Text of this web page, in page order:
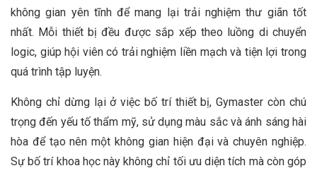
không gian yên tĩnh để mang lại trải nghiệm thư giãn tốt
nhất. Mỗi thiết bị đều được sắp xếp theo luồng di chuyển
logic, giúp hội viên có trải nghiệm liền mạch và tiện lợi trong
quá trình tập luyện.
Không chỉ dừng lại ở việc bố trí thiết bị, Gymaster còn chú
trọng đến yếu tố thẩm mỹ, sử dụng màu sắc và ánh sáng hài
hòa để tạo nên một không gian hiện đại và chuyên nghiệp.
Sự bố trí khoa học này không chỉ tối ưu diện tích mà còn góp